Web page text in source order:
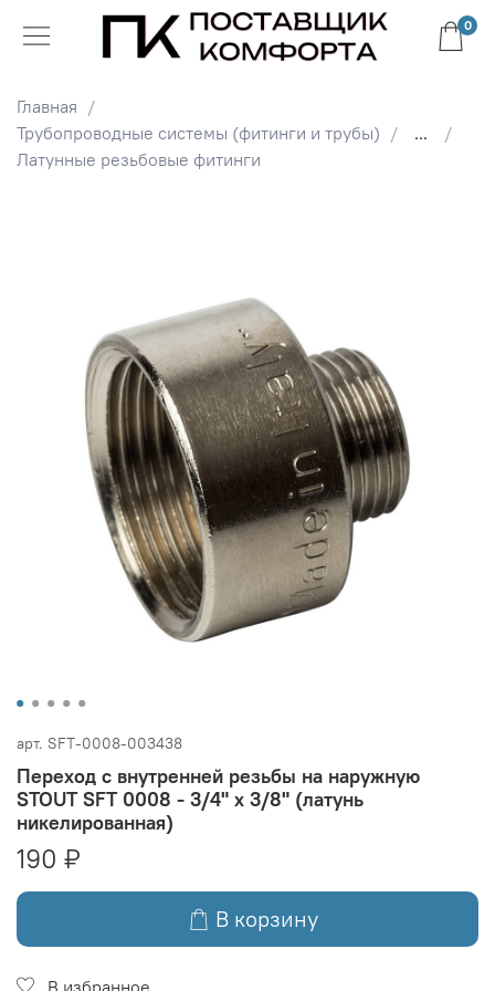
0
Главная
Трубопроводные системы (фитинги и трубы)
...
Латунные резьбовые фитинги
арт. SFT-0008-003438
Переход с внутренней резьбы на наружную
STOUT SFT 0008 - 3/4" x 3/8" (латунь
никелированная)
190 ₽
В корзину
В избранное